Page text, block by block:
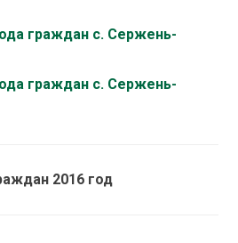
граждан с. Сержень-
граждан с. Сержень-
2016 год